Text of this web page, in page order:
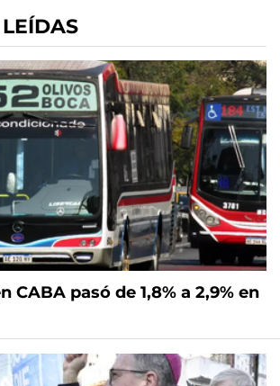
CABA pasó de 1,8% a 2,9% en